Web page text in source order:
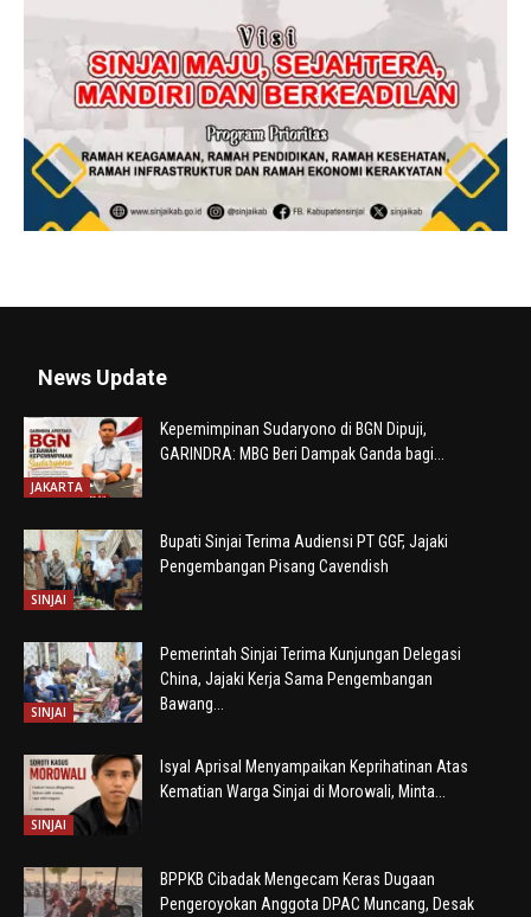
News Update
JAKARTA
Kepemimpinan Sudaryono di BGN Dipuji,
GARINDRA: MBG Beri Dampak Ganda bagi...
SINJAI
Bupati Sinjai Terima Audiensi PT GGF, Jajaki
Pengembangan Pisang Cavendish
SINJAI
Pemerintah Sinjai Terima Kunjungan Delegasi
China, Jajaki Kerja Sama Pengembangan
Bawang...
SINJAI
Isyal Aprisal Menyampaikan Keprihatinan Atas
Kematian Warga Sinjai di Morowali, Minta...
BPPKB Cibadak Mengecam Keras Dugaan
Pengeroyokan Anggota DPAC Muncang, Desak